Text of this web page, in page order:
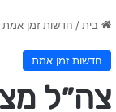
בית / חדשות זמן אמת
חדשות זמן אמת
צה״ל